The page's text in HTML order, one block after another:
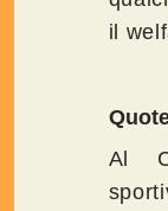
il
Al